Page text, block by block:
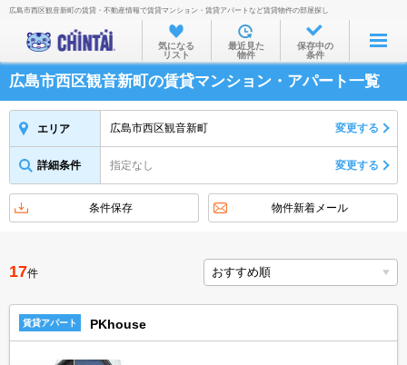
お部屋を探す
沿線・駅から
住所から
家賃相場から
物件特集から
不動産会社から
TOP
広島市西区観音新町の賃貸・不動産情報で賃貸マンション・賃貸アパートなど賃貸物件の部屋探し
気になる
リスト
最近見た
物件
保存中の
条件
広島市西区観音新町の賃貸マンション・アパート一覧
エリア 広島市西区観音新町 変更する
詳細条件 指定なし 変更する
条件保存 物件新着メール
17件
賃貸アパート PKhouse